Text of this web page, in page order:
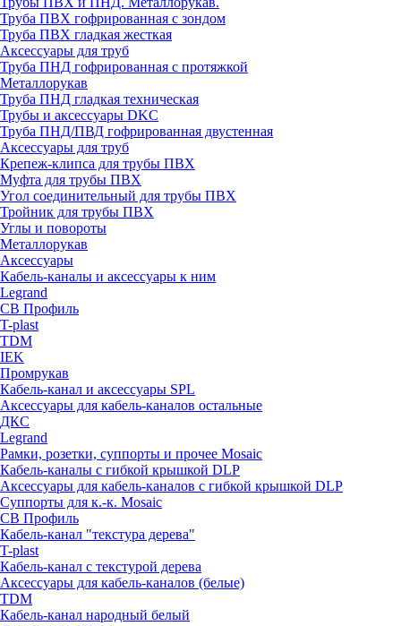
Труба ПВХ гофрированная с зондом
Труба ПВХ гладкая жесткая
Аксессуары для труб
Труба ПНД гофрированная с протяжкой
Металлорукав
Труба ПНД гладкая техническая
Трубы и аксессуары DKC
Труба ПНД/ПВД гофрированная двустенная
Аксессуары для труб
Крепеж-клипса для трубы ПВХ
Муфта для трубы ПВХ
Угол соединительный для трубы ПВХ
Тройник для трубы ПВХ
Углы и повороты
Металлорукав
Аксессуары
Кабель-каналы и аксессуары к ним
Legrand
СВ Профиль
T-plast
TDM
IEK
Промрукав
Кабель-канал и аксессуары SPL
Аксессуары для кабель-каналов остальные
ДКС
Legrand
Рамки, розетки, суппорты и прочее Mosaic
Кабель-каналы с гибкой крышкой DLP
Аксессуары для кабель-каналов с гибкой крышкой DLP
Суппорты для к.-к. Mosaic
СВ Профиль
Кабель-канал "текстура дерева"
T-plast
Кабель-канал с текстурой дерева
Аксессуары для кабель-каналов (белые)
TDM
Кабель-канал народный белый